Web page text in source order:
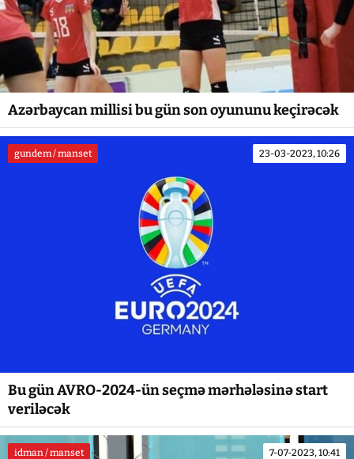
Azərbaycan millisi bu gün son oyununu keçirəcək
gundem / manset 23-03-2023, 10:26
Bu gün AVRO-2024-ün seçmə mərhələsinə start
veriləcək
idman / manset 7-07-2023, 10:41